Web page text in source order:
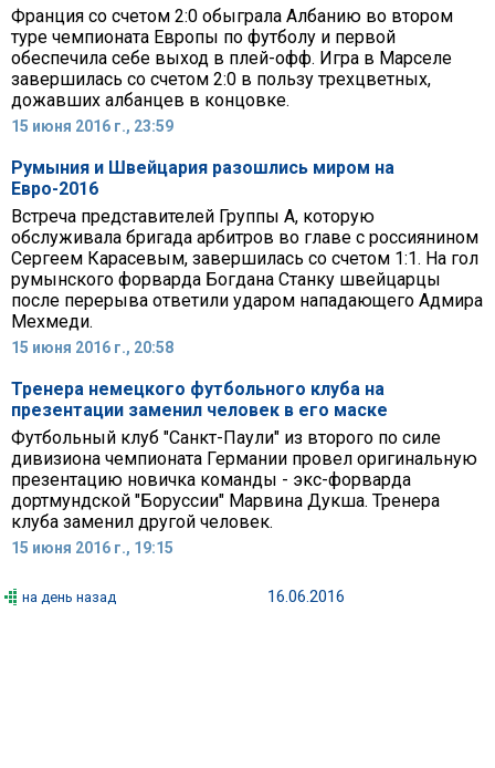
Франция со счетом 2:0 обыграла Албанию во втором
туре чемпионата Европы по футболу и первой
обеспечила себе выход в плей-офф. Игра в Марселе
завершилась со счетом 2:0 в пользу трехцветных,
дожавших албанцев в концовке.
15 июня 2016 г., 23:59
Румыния и Швейцария разошлись миром на
Евро-2016
Встреча представителей Группы А, которую
обслуживала бригада арбитров во главе с россиянином
Сергеем Карасевым, завершилась со счетом 1:1. На гол
румынского форварда Богдана Станку швейцарцы
после перерыва ответили ударом нападающего Адмира
Мехмеди.
15 июня 2016 г., 20:58
Тренера немецкого футбольного клуба на
презентации заменил человек в его маске
Футбольный клуб "Санкт-Паули" из второго по силе
дивизиона чемпионата Германии провел оригинальную
презентацию новичка команды - экс-форварда
дортмундской "Боруссии" Марвина Дукша. Тренера
клуба заменил другой человек.
15 июня 2016 г., 19:15
на день назад 16.06.2016